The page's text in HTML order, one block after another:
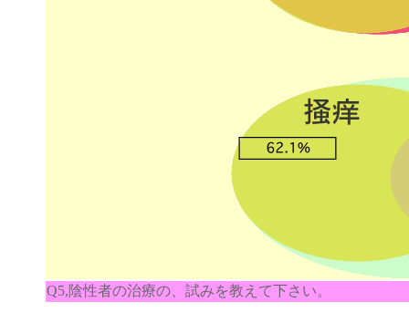
Q5,陰性者の治療の、試みを教えて下さい。